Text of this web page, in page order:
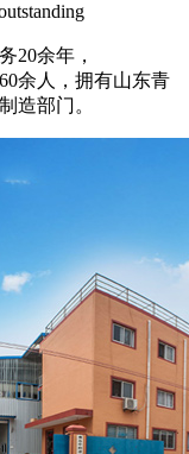
20余年，
余人，拥有山东青
造部门。